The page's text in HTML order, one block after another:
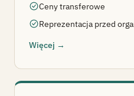
Ceny transferowe
Reprezentacja przed
Więcej →